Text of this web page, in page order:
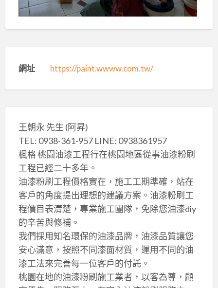
網址 https://paint.wwww.com.tw/
王朝永 先生 (阿昇)
TEL: 0938-361-957 LINE: 0938361957
楓格 桃園油漆工程行在桃園地區從事油漆粉刷
工程已經二十多年。
油漆粉刷工程價格實在，施工工期準確，站在
客戶的角度提出理想的建議方案。油漆粉刷工
程價目表清楚，專業施工團隊，免除您油漆diy
的辛苦與修補。
我們採用知名環保的油漆品牌，油漆品質讓您
安心滿意，按照不同漆面材質，運用不同的油
漆工法來完善每一位客戶的付託。
桃園在地的油漆粉刷施工業者，以客為尊，顧